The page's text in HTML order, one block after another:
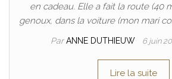
en cadeau. Elle a fait la route (40
genoux, dans la voiture (mon mari
ParANNE DUTHIEUW 6 juin
Lire la suite